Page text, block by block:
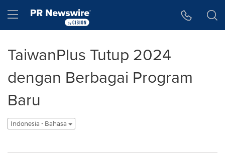
Hamburger menu
TaiwanPlus Tutup 2024
dengan Berbagai Program
Baru
Indonesia - Bahasa